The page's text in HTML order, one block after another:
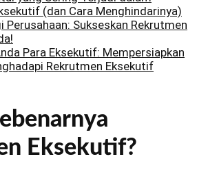
(dan Cara Menghindarinya)
Perusahaan: Sukseskan Rekrutmen
Para Eksekutif: Mempersiapkan
Rekrutmen Eksekutif
Eksekutif?